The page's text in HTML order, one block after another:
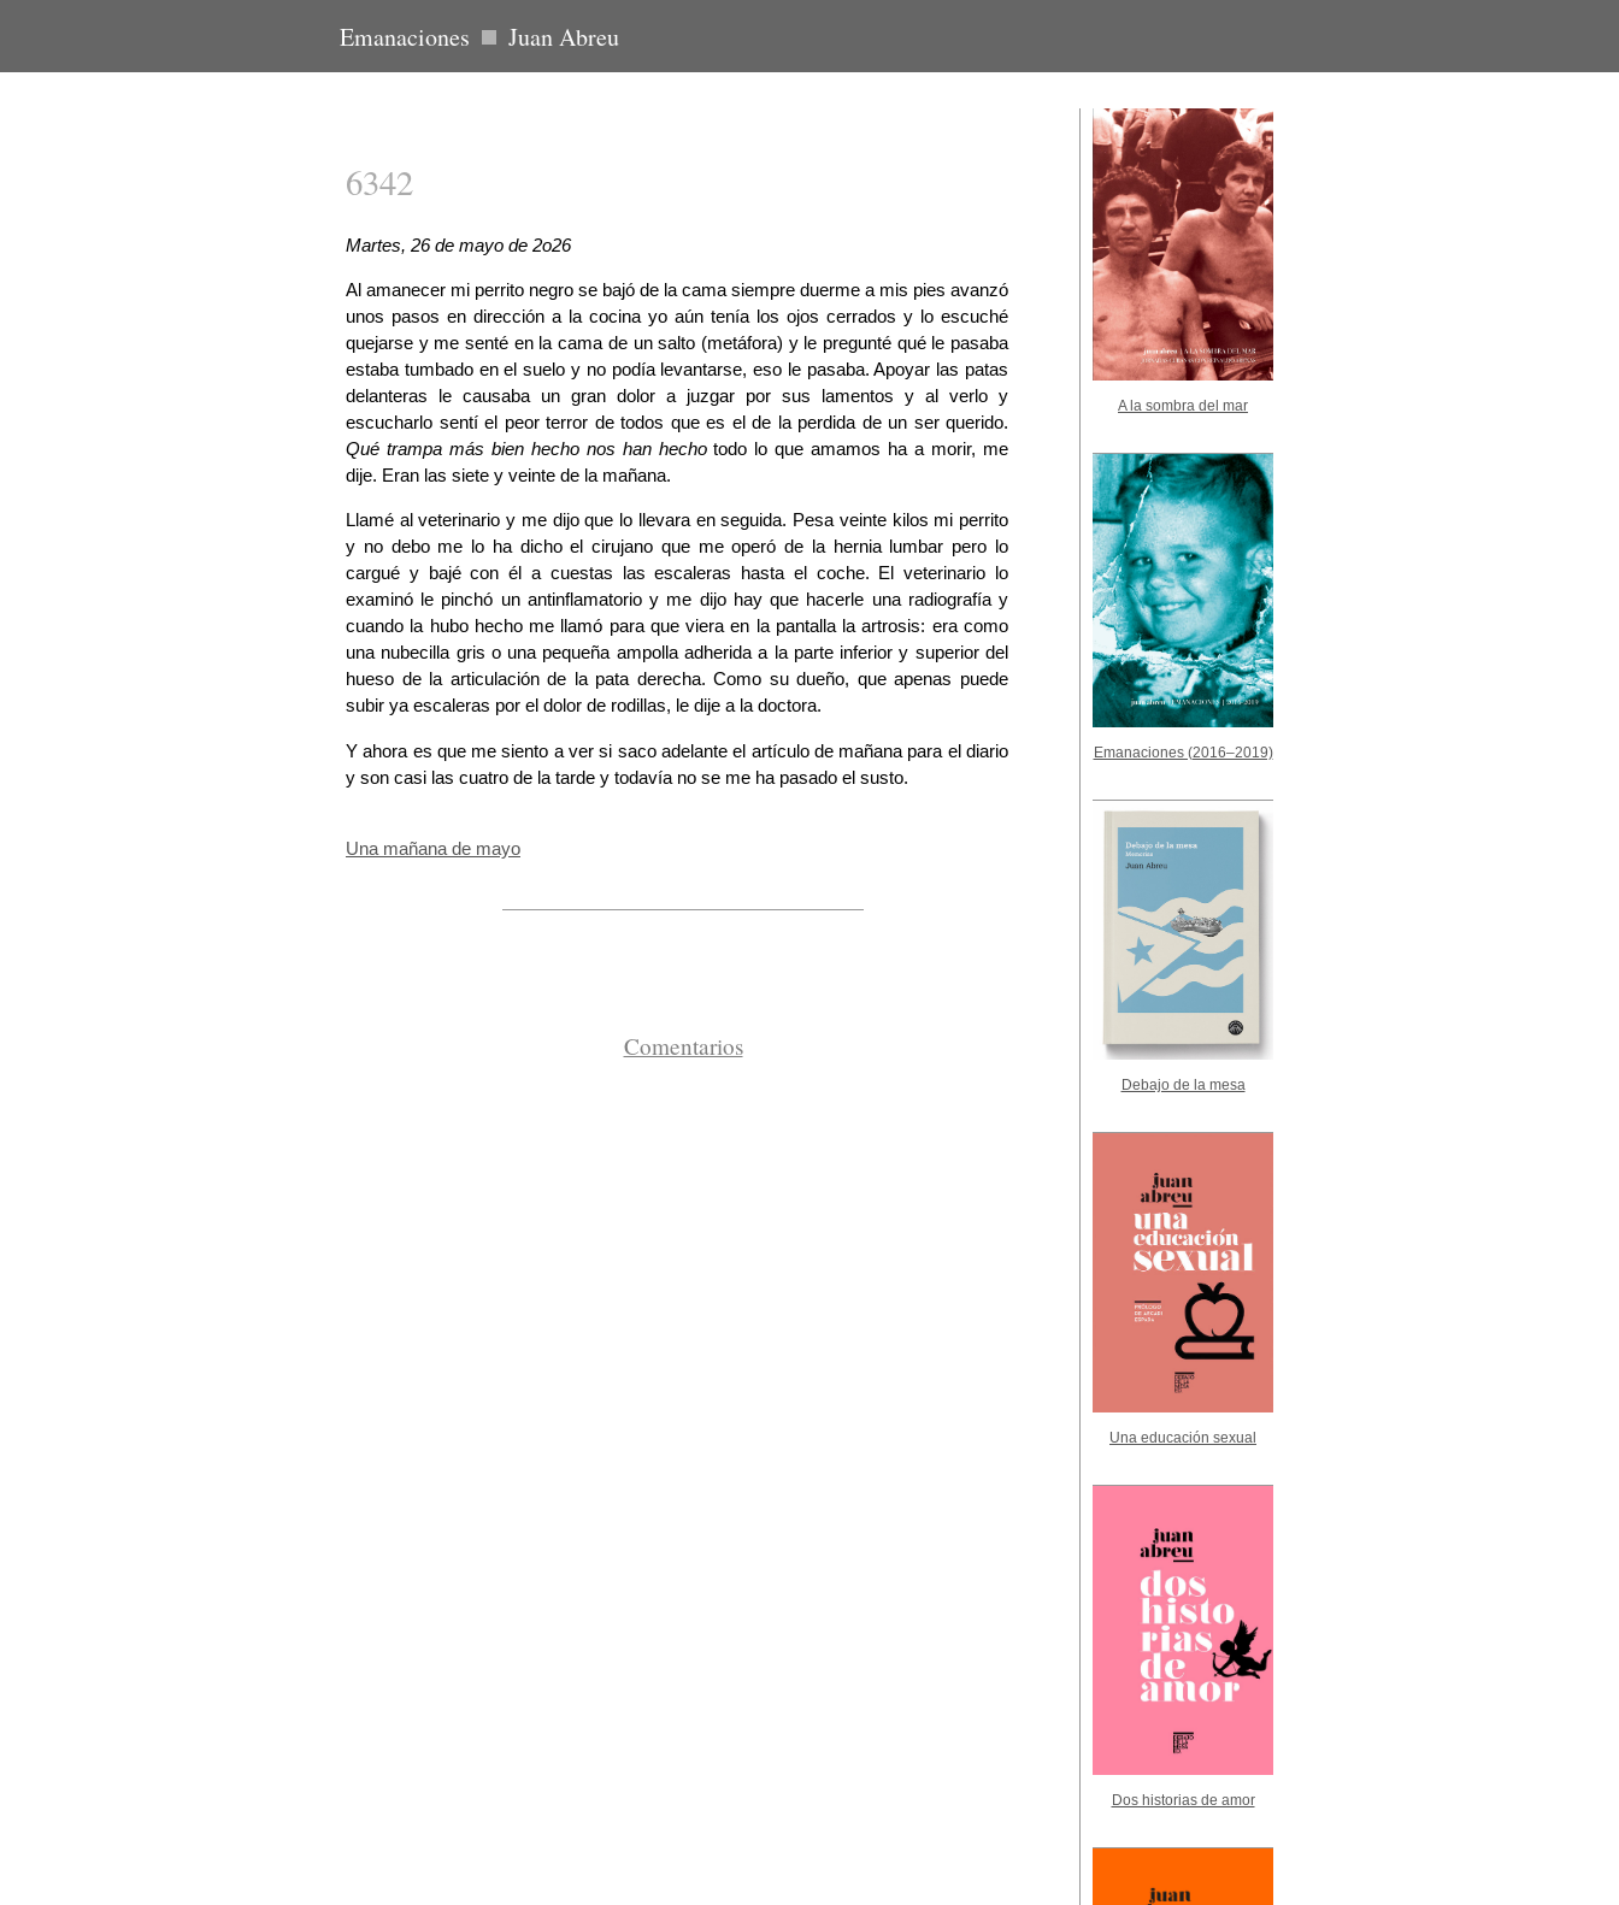
Emanaciones Juan Abreu
A la sombra del mar
Emanaciones (2016–2019)
Debajo de la mesa
Una educación sexual
Dos historias de amor
6342
Martes, 26 de mayo de 2o26
Al amanecer mi perrito negro se bajó de la cama siempre duerme a mis pies avanzó
unos pasos en dirección a la cocina yo aún tenía los ojos cerrados y lo escuché
quejarse y me senté en la cama de un salto (metáfora) y le pregunté qué le pasaba
estaba tumbado en el suelo y no podía levantarse, eso le pasaba. Apoyar las patas
delanteras le causaba un gran dolor a juzgar por sus lamentos y al verlo y
escucharlo sentí el peor terror de todos que es el de la perdida de un ser querido.
Qué trampa más bien hecho nos han hechotodo lo que amamos ha a morir, me
dije. Eran las siete y veinte de la mañana.
Llamé al veterinario y me dijo que lo llevara en seguida. Pesa veinte kilos mi perrito
y no debo me lo ha dicho el cirujano que me operó de la hernia lumbar pero lo
cargué y bajé con él a cuestas las escaleras hasta el coche. El veterinario lo
examinó le pinchó un antinflamatorio y me dijo hay que hacerle una radiografía y
cuando la hubo hecho me llamó para que viera en la pantalla la artrosis: era como
una nubecilla gris o una pequeña ampolla adherida a la parte inferior y superior del
hueso de la articulación de la pata derecha. Como su dueño, que apenas puede
subir ya escaleras por el dolor de rodillas, le dije a la doctora.
Y ahora es que me siento a ver si saco adelante el artículo de mañana para el diario
y son casi las cuatro de la tarde y todavía no se me ha pasado el susto.
Una mañana de mayo
Comentarios